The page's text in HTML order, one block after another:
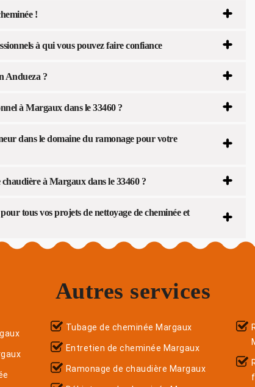
!
à qui vous pouvez faire confiance
Andueza ?
à Margaux dans le 33460 ?
dans le domaine du ramonage pour votre
à Margaux dans le 33460 ?
tous vos projets de nettoyage de cheminée et
Autres services
Tubage de cheminée Margaux
Entretien de cheminée Margaux
Ramonage de chaudière Margaux